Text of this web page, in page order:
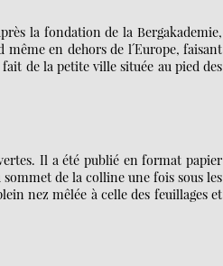
la fondation de la Bergakademie,
même en dehors de l´Europe, faisant
fait de la petite ville située au pied des
Il a été publié en format papier
de la colline une fois sous les
nez mêlée à celle des feuillages et